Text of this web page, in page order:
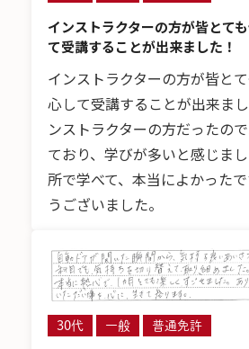
インストラクターの方が皆とて
て受講することが出来ました！
インストラクターの方が皆と
心して受講することが出来ま
ンストラクターの方だったの
ており、学びが多いと感じま
所で学べて、本当によかった
うございました。
30代 一般 普通免許